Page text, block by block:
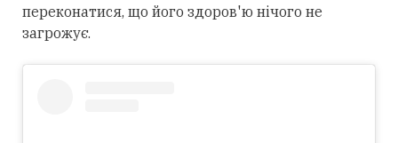
переконатися, що його здоров'ю нічого не
загрожує.